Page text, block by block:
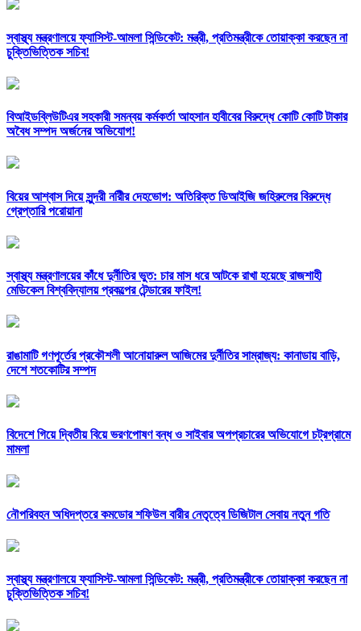
স্বাস্থ্য মন্ত্রণালয়ে ফ্যাসিস্ট-আমলা সিন্ডিকেট: মন্ত্রী, প্রতিমন্ত্রীকে তোয়াক্কা করছেন না
চুক্তিভিত্তিক সচিব!
বিআইডব্লিউটিএর সহকারী সমন্বয় কর্মকর্তা আহসান হাবীবের বিরুদ্ধে কোটি কোটি টাকার
অবৈধ সম্পদ অর্জনের অভিযোগ!
বিয়ের আশ্বাস দিয়ে সুন্দরী নরিীর দেহভোগ: অতিরিক্ত ডিআইজি জহিরুলের বিরুদ্ধে
গ্রেপ্তারি পরোয়ানা
স্বাস্থ্য মন্ত্রণালয়ের কাঁধে দুর্নীতির ভুত: চার মাস ধরে আটকে রাখা হয়েছে রাজশাহী
মেডিকেল বিশ্ববিদ্যালয় প্রকল্পের টেন্ডারের ফাইল!
রাঙামাটি গণপূর্তের প্রকৌশলী আনোয়ারুল আজিমের দুর্নীতির সাম্রাজ্য: কানাডায় বাড়ি,
দেশে শতকোটির সম্পদ
বিদেশে গিয়ে দ্বিতীয় বিয়ে ভরণপোষণ বন্ধ ও সাইবার অপপ্রচারের অভিযোগে চট্রগ্রামে
মামলা
নৌপরিবহন অধিদপ্তরে কমডোর শফিউল বারীর নেতৃত্বে ডিজিটাল সেবায় নতুন গতি
স্বাস্থ্য মন্ত্রণালয়ে ফ্যাসিস্ট-আমলা সিন্ডিকেট: মন্ত্রী, প্রতিমন্ত্রীকে তোয়াক্কা করছেন না
চুক্তিভিত্তিক সচিব!